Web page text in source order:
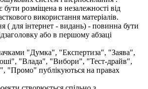
розміщена в незалежності від
використання матеріалів.
( для інтернет - видань) - повинна бути
або в першому абзаці
"Думка", "Експертиза", "Заява",
"Влада", "Вибори", "Тест-драйв",
"Промо" публікуються на правах